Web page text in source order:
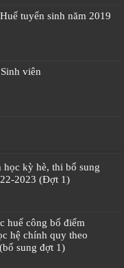
tuyển sinh năm 2019
viên
kỳ hè, thi bổ sung
2023 (Đợt 1)
huế công bố điểm
hệ chính quy theo
sung đợt 1)